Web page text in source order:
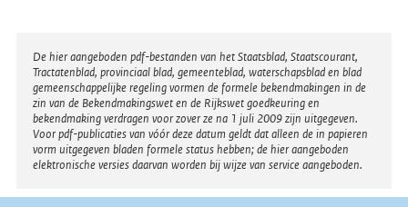
Disclaimer
De hier aangeboden pdf-bestanden van het Staatsblad, Staatscourant,
Tractatenblad, provinciaal blad, gemeenteblad, waterschapsblad en blad
gemeenschappelijke regeling vormen de formele bekendmakingen in de
zin van de Bekendmakingswet en de Rijkswet goedkeuring en
bekendmaking verdragen voor zover ze na 1 juli 2009 zijn uitgegeven.
Voor pdf-publicaties van vóór deze datum geldt dat alleen de in papieren
vorm uitgegeven bladen formele status hebben; de hier aangeboden
elektronische versies daarvan worden bij wijze van service aangeboden.